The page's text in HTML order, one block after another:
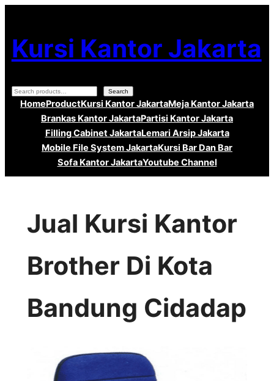
ke
konten
Kursi Kantor Jakarta
Search Search
HomeProductKursi Kantor JakartaMeja Kantor Jakarta
Brankas Kantor JakartaPartisi Kantor Jakarta
Filling Cabinet JakartaLemari Arsip Jakarta
Mobile File System JakartaKursi Bar Dan Bar
Sofa Kantor JakartaYoutube Channel
Jual Kursi Kantor
Brother Di Kota
Bandung Cidadap